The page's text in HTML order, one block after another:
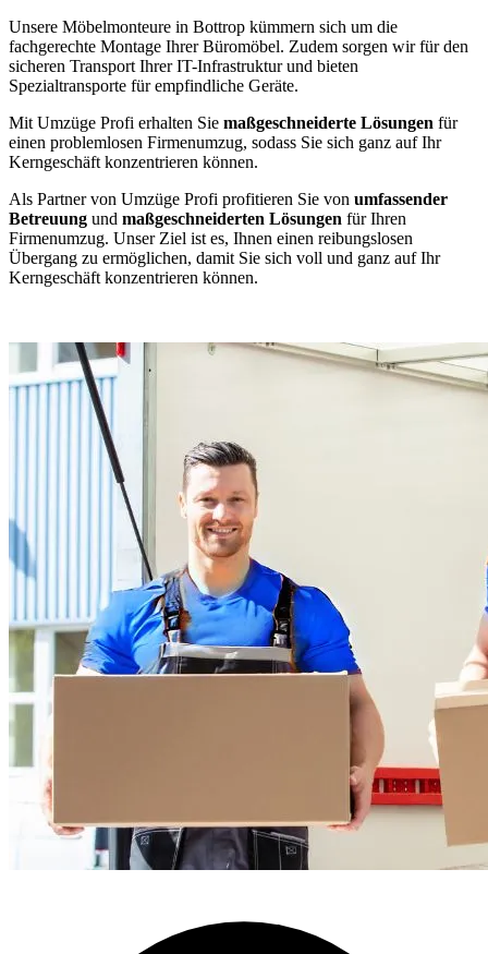
Unsere Möbelmonteure in Bottrop kümmern sich um die
fachgerechte Montage Ihrer Büromöbel. Zudem sorgen wir für den
sicheren Transport Ihrer IT-Infrastruktur und bieten
Spezialtransporte für empfindliche Geräte.
Mit Umzüge Profi erhalten Sie maßgeschneiderte Lösungen für
einen problemlosen Firmenumzug, sodass Sie sich ganz auf Ihr
Kerngeschäft konzentrieren können.
Als Partner von Umzüge Profi profitieren Sie von umfassender
Betreuung und maßgeschneiderten Lösungen für Ihren
Firmenumzug. Unser Ziel ist es, Ihnen einen reibungslosen
Übergang zu ermöglichen, damit Sie sich voll und ganz auf Ihr
Kerngeschäft konzentrieren können.